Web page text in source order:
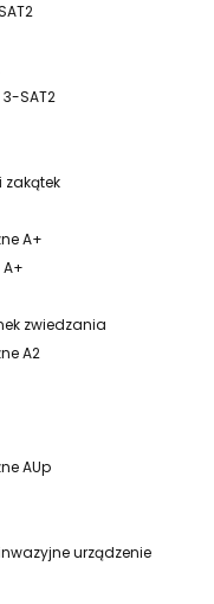
SAT2
zakątek
A+
A+
zwiedzania
A2
AUp
urządzenie